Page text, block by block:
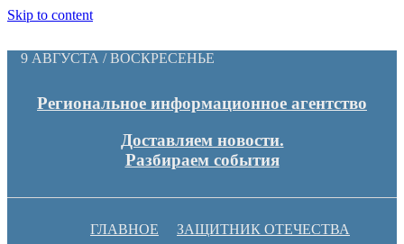
Skip to content
9 АВГУСТА / ВОСКРЕСЕНЬЕ
Региональное информационное агентство
Доставляем новости.
Разбираем события
ГЛАВНОЕ ЗАЩИТНИК ОТЕЧЕСТВА